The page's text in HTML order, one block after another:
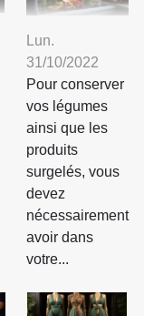
Lun.
31/10/2022
Pour conserver
vos légumes
ainsi que les
produits
surgelés, vous
devez
nécessairement
avoir dans
votre...